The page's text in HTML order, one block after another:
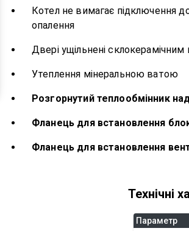
Котел не вимагає підключення
опалення
Двері ущільнені
Утеплення мінеральною ватою
Розгорнутий теплообмінник
Фланець для встановлення
Фланець для встановлення
Технічні
Параметр